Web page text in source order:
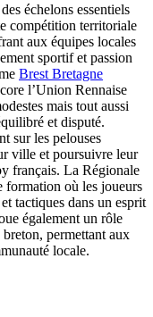
échelons essentiels
compétition territoriale
aux équipes locales
sportif et passion
Brest Bretagne
l’Union Rennaise
mais tout aussi
et disputé.
sur les pelouses
ville et poursuivre leur
français. La Régionale
formation où les joueurs
tactiques dans un esprit
également un rôle
permettant aux
locale.